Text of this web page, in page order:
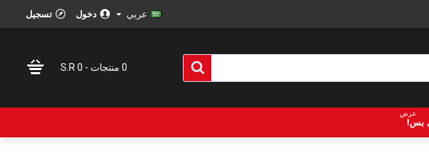
عربي دخول تسجيل
0 منتجات - S.R 0
عرض